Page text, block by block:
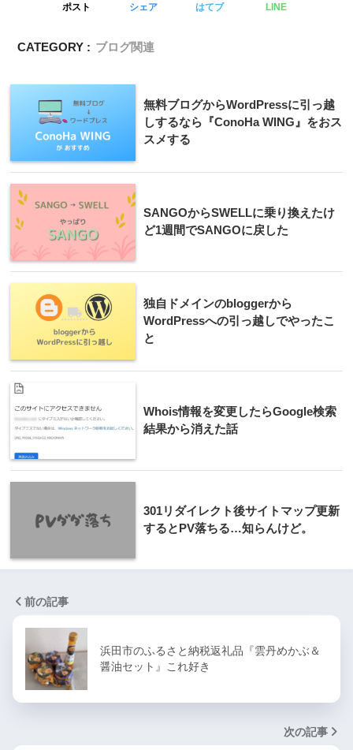
ポスト シェア はてブ LINE
CATEGORY : ブログ関連
無料ブログからWordPressに引っ越
しするなら『ConoHa WING』をおス
スメする
SANGOからSWELLに乗り換えたけ
ど1週間でSANGOに戻した
独自ドメインのbloggerから
WordPressへの引っ越しでやったこ
と
Whois情報を変更したらGoogle検索
結果から消えた話
301リダイレクト後サイトマップ更新
するとPV落ちる…知らんけど。
前の記事
浜田市のふるさと納税返礼品『雲丹めかぶ＆
醤油セット』これ好き
次の記事